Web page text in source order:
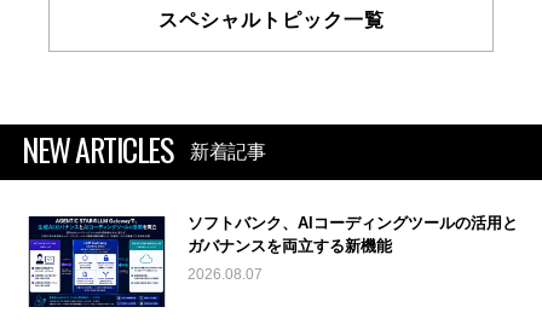
スペシャルトピック一覧
NEW ARTICLES 新着記事
ソフトバンク、AIコーディングツールの活用と
ガバナンスを両立する新機能
2026.08.07